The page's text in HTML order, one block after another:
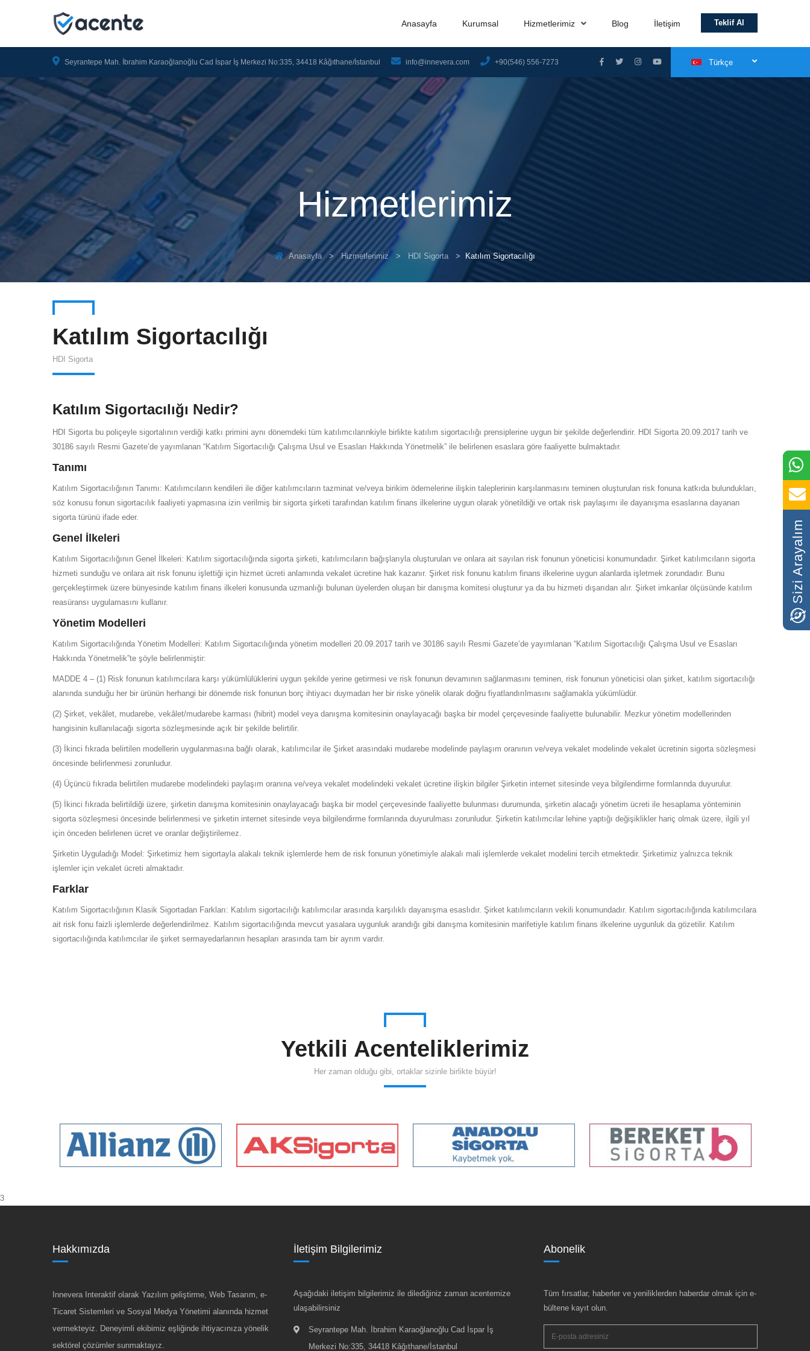
Teklif Al
Anasayfa Kurumsal Hizmetlerimiz Blog İletişim
Seyrantepe Mah. İbrahim Karaoğlanoğlu Cad İspar İş Merkezi No:335, 34418 Kâğıthane/İstanbul info@innevera.com +90(546) 556-7273 Türkçe
Hizmetlerimiz
Anasayfa Hizmetlerimiz HDI Sigorta Katılım Sigortacılığı
Katılım Sigortacılığı
HDI Sigorta
Katılım Sigortacılığı Nedir?
HDI Sigorta bu poliçeyle sigortalının verdiği katkı primini aynı dönemdeki tüm katılımcılarınkiyle birlikte katılım sigortacılığı prensiplerine uygun bir şekilde değerlendirir. HDI Sigorta 20.09.2017 tarih ve
30186 sayılı Resmi Gazete’de yayımlanan “Katılım Sigortacılığı Çalışma Usul ve Esasları Hakkında Yönetmelik” ile belirlenen esaslara göre faaliyette bulmaktadır.
Tanımı
Katılım Sigortacılığının Tanımı: Katılımcıların kendileri ile diğer katılımcıların tazminat ve/veya birikim ödemelerine ilişkin taleplerinin karşılanmasını teminen oluşturulan risk fonuna katkıda bulundukları,
söz konusu fonun sigortacılık faaliyeti yapmasına izin verilmiş bir sigorta şirketi tarafından katılım finans ilkelerine uygun olarak yönetildiği ve ortak risk paylaşımı ile dayanışma esaslarına dayanan
sigorta türünü ifade eder.
Genel İlkeleri
Katılım Sigortacılığının Genel İlkeleri: Katılım sigortacılığında sigorta şirketi, katılımcıların bağışlarıyla oluşturulan ve onlara ait sayılan risk fonunun yöneticisi konumundadır. Şirket katılımcıların sigorta
hizmeti sunduğu ve onlara ait risk fonunu işlettiği için hizmet ücreti anlamında vekalet ücretine hak kazanır. Şirket risk fonunu katılım finans ilkelerine uygun alanlarda işletmek zorundadır. Bunu
gerçekleştirmek üzere bünyesinde katılım finans ilkeleri konusunda uzmanlığı bulunan üyelerden oluşan bir danışma komitesi oluşturur ya da bu hizmeti dışarıdan alır. Şirket imkanlar ölçüsünde katılım
reasüransı uygulamasını kullanır.
Yönetim Modelleri
Katılım Sigortacılığında Yönetim Modelleri: Katılım Sigortacılığında yönetim modelleri 20.09.2017 tarih ve 30186 sayılı Resmi Gazete’de yayımlanan “Katılım Sigortacılığı Çalışma Usul ve Esasları
Hakkında Yönetmelik”te şöyle belirlenmiştir:
MADDE 4 – (1) Risk fonunun katılımcılara karşı yükümlülüklerini uygun şekilde yerine getirmesi ve risk fonunun devamının sağlanmasını teminen, risk fonunun yöneticisi olan şirket, katılım sigortacılığı
alanında sunduğu her bir ürünün herhangi bir dönemde risk fonunun borç ihtiyacı duymadan her bir riske yönelik olarak doğru fiyatlandırılmasını sağlamakla yükümlüdür.
(2) Şirket, vekâlet, mudarebe, vekâlet/mudarebe karması (hibrit) model veya danışma komitesinin onaylayacağı başka bir model çerçevesinde faaliyette bulunabilir. Mezkur yönetim modellerinden
hangisinin kullanılacağı sigorta sözleşmesinde açık bir şekilde belirtilir.
(3) İkinci fıkrada belirtilen modellerin uygulanmasına bağlı olarak, katılımcılar ile Şirket arasındaki mudarebe modelinde paylaşım oranının ve/veya vekalet modelinde vekalet ücretinin sigorta sözleşmesi
öncesinde belirlenmesi zorunludur.
(4) Üçüncü fıkrada belirtilen mudarebe modelindeki paylaşım oranına ve/veya vekalet modelindeki vekalet ücretine ilişkin bilgiler Şirketin internet sitesinde veya bilgilendirme formlarında duyurulur.
(5) İkinci fıkrada belirtildiği üzere, şirketin danışma komitesinin onaylayacağı başka bir model çerçevesinde faaliyette bulunması durumunda, şirketin alacağı yönetim ücreti ile hesaplama yönteminin
sigorta sözleşmesi öncesinde belirlenmesi ve şirketin internet sitesinde veya bilgilendirme formlarında duyurulması zorunludur. Şirketin katılımcılar lehine yaptığı değişiklikler hariç olmak üzere, ilgili yıl
için önceden belirlenen ücret ve oranlar değiştirilemez.
Şirketin Uyguladığı Model: Şirketimiz hem sigortayla alakalı teknik işlemlerde hem de risk fonunun yönetimiyle alakalı mali işlemlerde vekalet modelini tercih etmektedir. Şirketimiz yalnızca teknik
işlemler için vekalet ücreti almaktadır.
Farklar
Katılım Sigortacılığının Klasik Sigortadan Farkları: Katılım sigortacılığı katılımcılar arasında karşılıklı dayanışma esaslıdır. Şirket katılımcıların vekili konumundadır. Katılım sigortacılığında katılımcılara
ait risk fonu faizli işlemlerde değerlendirilmez. Katılım sigortacılığında mevcut yasalara uygunluk arandığı gibi danışma komitesinin marifetiyle katılım finans ilkelerine uygunluk da gözetilir. Katılım
sigortacılığında katılımcılar ile şirket sermayedarlarının hesapları arasında tam bir ayrım vardır.
Yetkili Acenteliklerimiz
Her zaman olduğu gibi, ortaklar sizinle birlikte büyür!
3
Sizi Arayalım
Hakkımızda
Innevera Interaktif olarak Yazılım geliştirme, Web Tasarım, e-
Ticaret Sistemleri ve Sosyal Medya Yönetimi alanında hizmet
vermekteyiz. Deneyimli ekibimiz eşliğinde ihtiyacınıza yönelik
sektörel çözümler sunmaktayız.
İletişim Bilgilerimiz
Aşağıdaki iletişim bilgilerimiz ile dilediğiniz zaman acentemize
ulaşabilirsiniz
Seyrantepe Mah. İbrahim Karaoğlanoğlu Cad İspar İş
Merkezi No:335, 34418 Kâğıthane/İstanbul
Abonelik
Tüm fırsatlar, haberler ve yeniliklerden haberdar olmak için e-
bültene kayıt olun.